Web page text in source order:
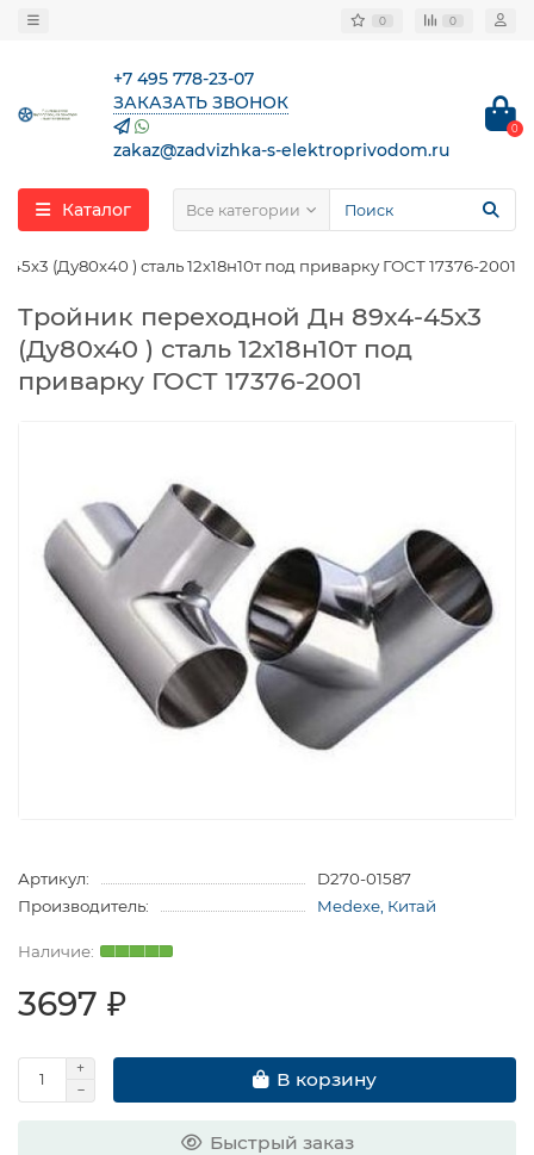
0 0
+7 495 778-23-07
ЗАКАЗАТЬ ЗВОНОК
zakaz@zadvizhka-s-elektroprivodom.ru
0
Каталог Все категории
(Ду80х40 ) сталь 12х18н10т под приварку ГОСТ 17376-2001
Тройник переходной Дн 89x4-45х3
(Ду80х40 ) сталь 12х18н10т под
приварку ГОСТ 17376-2001
Артикул:
D270-01587
Производитель:
Medexe, Китай
3697 ₽
В корзину
Быстрый заказ